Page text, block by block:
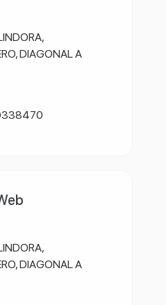
DIAGONAL A
DIAGONAL A